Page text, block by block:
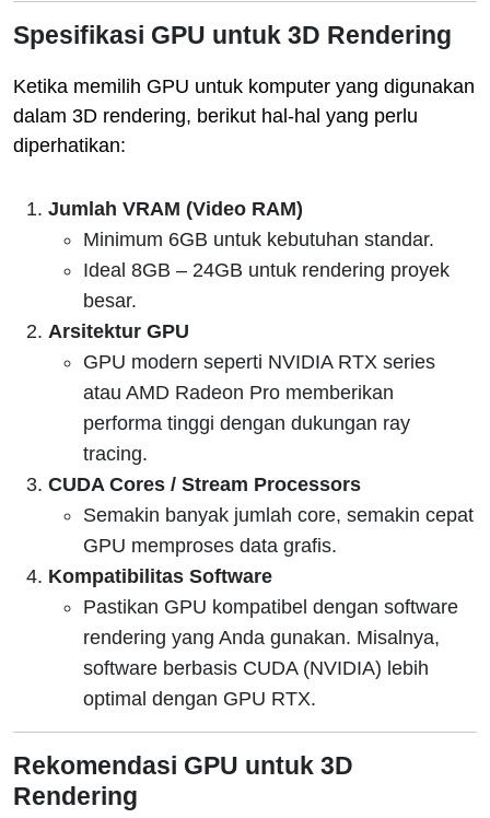
Spesifikasi GPU untuk 3D Rendering
Ketika memilih GPU untuk komputer yang digunakan
dalam 3D rendering, berikut hal-hal yang perlu
diperhatikan:
Jumlah VRAM (Video RAM)
Minimum 6GB untuk kebutuhan standar.
Ideal 8GB – 24GB untuk rendering proyek
besar.
Arsitektur GPU
GPU modern seperti NVIDIA RTX series
atau AMD Radeon Pro memberikan
performa tinggi dengan dukungan ray
tracing.
CUDA Cores / Stream Processors
Semakin banyak jumlah core, semakin cepat
GPU memproses data grafis.
Kompatibilitas Software
Pastikan GPU kompatibel dengan software
rendering yang Anda gunakan. Misalnya,
software berbasis CUDA (NVIDIA) lebih
optimal dengan GPU RTX.
Rekomendasi GPU untuk 3D
Rendering